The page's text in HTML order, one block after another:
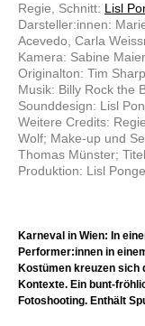
Regie, Schnitt: Lisl
Darsteller:innen:
Acevedo, Carla
Kamera: Sabine
Originalton: Tim Sharp
Musik: Billy Rock the
Sounddesign: Lisl
Weitere Credits:
Wolf; Make-up und
Thomas Münster;
Produktion: Lisl
Karneval in Wien: In
Performer:innen in
Kostümen kreuzen
Kontexte. Ein bunt-
Fotoshooting. Enthält